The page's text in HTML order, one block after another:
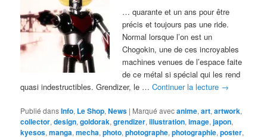
… quarante et un ans pour être
précis et toujours pas une ride.
Normal lorsque l’on est un
Chogokin, une de ces incroyables
machines venues de l’espace faite
de ce métal si spécial qui les rend
quasi indestructibles. Grendizer, le …Continuer la lecture →
Publié dansInfo, Le Shop,News | Marqué avecanime,art,artwork,
collector,design,goldorak,grendizer,illustration,image,japon,
kyesos,manga,mecha,photo,photographe,photographie,poster,